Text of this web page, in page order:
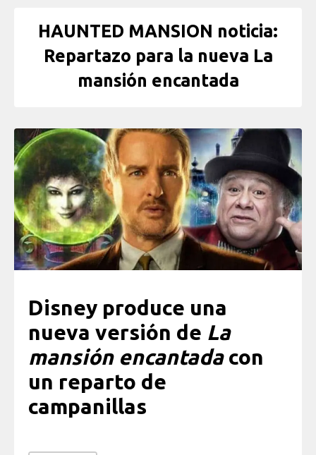
HAUNTED MANSION noticia:
Repartazo para la nueva La
mansión encantada
Disney produce una
nueva versión de La
mansión encantadacon
un reparto de
campanillas